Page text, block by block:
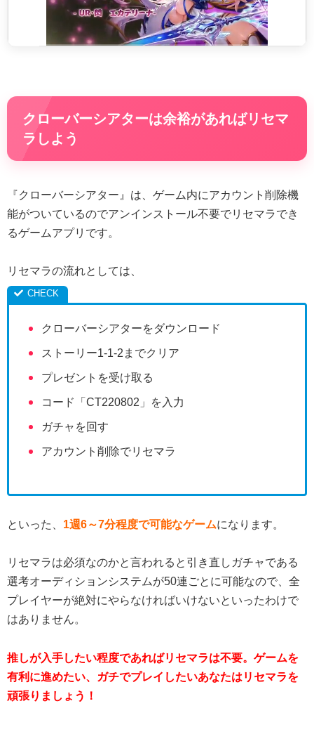
クローバーシアターは余裕があればリセマ
ラしよう
『クローバーシアター』は、ゲーム内にアカウント削除機
能がついているのでアンインストール不要でリセマラでき
るゲームアプリです。
リセマラの流れとしては、
クローバーシアターをダウンロード
ストーリー1-1-2までクリア
プレゼントを受け取る
コード「CT220802」を入力
ガチャを回す
アカウント削除でリセマラ
といった、 1週6～7分程度で可能なゲームになります。
リセマラは必須なのかと言われると引き直しガチャである
選考オーディションシステムが50連ごとに可能なので、全
プレイヤーが絶対にやらなければいけないといったわけで
はありません。
推しが入手したい程度であればリセマラは不要。ゲームを
有利に進めたい、ガチでプレイしたいあなたはリセマラを
頑張りましょう！